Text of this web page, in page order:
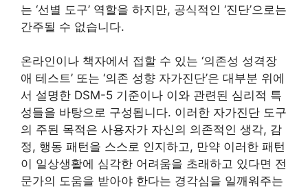
는 ‘선별 도구’ 역할을 하지만, 공식적인 ‘진단’으로는
간주될 수 없습니다.
온라인이나 책자에서 접할 수 있는 ‘의존성 성격장
애 테스트’ 또는 ‘의존 성향 자가진단’은 대부분 위에
서 설명한 DSM-5 기준이나 이와 관련된 심리적 특
성들을 바탕으로 구성됩니다. 이러한 자가진단 도구
의 주된 목적은 사용자가 자신의 의존적인 생각, 감
정, 행동 패턴을 스스로 인지하고, 만약 이러한 패턴
이 일상생활에 심각한 어려움을 초래하고 있다면 전
문가의 도움을 받아야 한다는 경각심을 일깨워주는